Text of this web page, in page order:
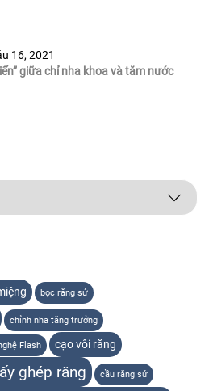
16, 2021
giữa chỉ nha khoa và tăm nước
bọc răng sứ
chỉnh nha tăng trưởng
Flash cạo vôi răng
ghép răng cầu răng sứ